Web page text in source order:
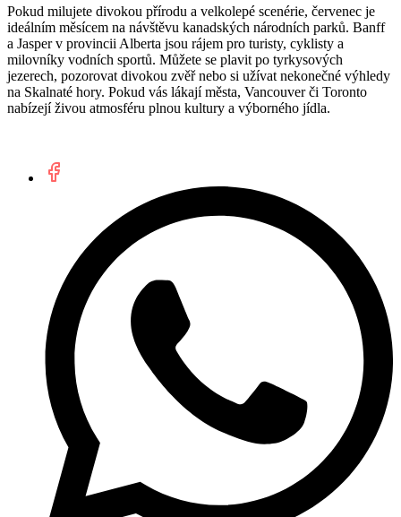
Pokud milujete divokou přírodu a velkolepé scenérie, červenec je
ideálním měsícem na návštěvu kanadských národních parků. Banff
a Jasper v provincii Alberta jsou rájem pro turisty, cyklisty a
milovníky vodních sportů. Můžete se plavit po tyrkysových
jezerech, pozorovat divokou zvěř nebo si užívat nekonečné výhledy
na Skalnaté hory. Pokud vás lákají města, Vancouver či Toronto
nabízejí živou atmosféru plnou kultury a výborného jídla.